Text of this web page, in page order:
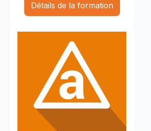
Détails de la formation